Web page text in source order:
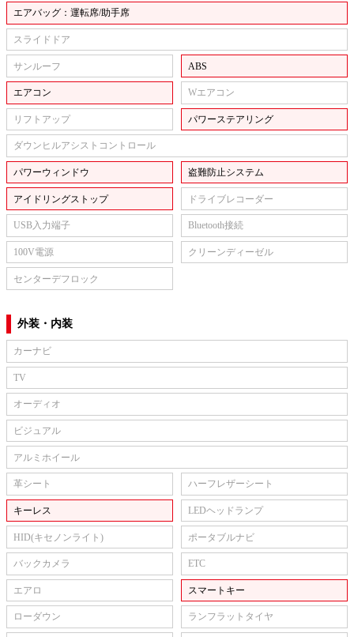
エアバッグ：運転席/助手席
スライドドア
サンルーフ ABS
エアコン Wエアコン
リフトアップ パワーステアリング
ダウンヒルアシストコントロール
パワーウィンドウ 盗難防止システム
アイドリングストップ ドライブレコーダー
USB入力端子 Bluetooth接続
100V電源 クリーンディーゼル
センターデフロック
外装・内装
カーナビ
TV
オーディオ
ビジュアル
アルミホイール
革シート ハーフレザーシート
キーレス LEDヘッドランプ
HID(キセノンライト) ポータブルナビ
バックカメラ ETC
エアロ スマートキー
ローダウン ランフラットタイヤ